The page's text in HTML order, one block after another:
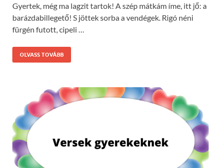
Gyertek, még ma lagzit tartok! A szép mátkám íme, itt jő: a
barázdabillegető! S jöttek sorba a vendégek. Rigó néni
fürgén futott, cipeli …
OLVASS TOVÁBB